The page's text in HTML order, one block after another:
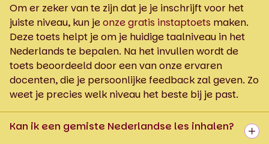
Om er zeker van te zijn dat je je inschrijft voor het
juiste niveau, kun jeonze gratis instaptoets maken.
Deze toets helpt je om je huidige taalniveau in het
Nederlands te bepalen. Na het invullen wordt de
toets beoordeeld door een van onze ervaren
docenten, die je persoonlijke feedback zal geven. Zo
weet je precies welk niveau het beste bij je past.
Kan ik een gemiste Nederlandse les inhalen?